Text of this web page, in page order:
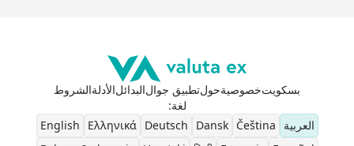
بسكويتخصوصيةحولتطبيق جوالالبدائلالأدلةالشروط
لغة:
العربية
Čeština
Dansk
Deutsch
Ελληνικά
English